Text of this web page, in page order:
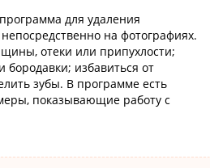
для удаления
на фотографиях.
отеки или припухлости;
избавиться от
зубы. В программе есть
показывающие работу с